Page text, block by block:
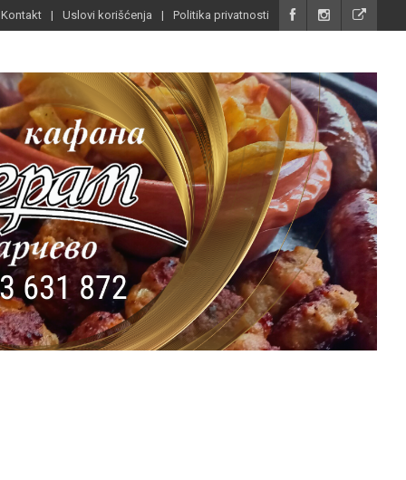
Kontakt Uslovi korišćenja Politika privatnosti